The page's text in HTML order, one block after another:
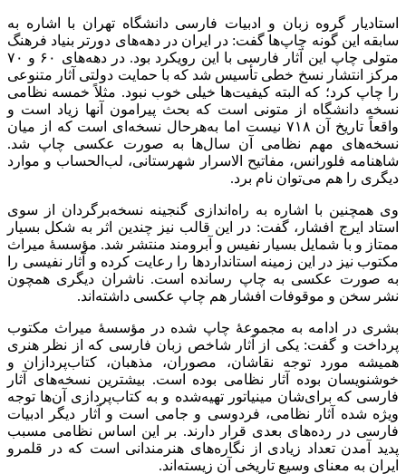
استادیار گروه زبان و ادبیات فارسی دانشگاه تهران با اشاره به
سابقه این گونه چاپ‌ها گفت: در ایران در دهه‌های دورتر بنیاد فرهنگ
متولی چاپ این آثار فارسی با این رویکرد بود. در دهه‌های ۶۰ و ۷۰
مرکز انتشار نسخ خطی تأسیس شد که با حمایت دولتی آثار متنوعی
را چاپ کرد؛ که البته کیفیت‌ها خیلی خوب نبود. مثلاً خمسه نظامی
نسخه دانشگاه از متونی است که بحث پیرامون آنها زیاد است و
واقعاً تاریخ آن ۷۱۸ نیست اما به‌هرحال نسخه‌ای است که از میان
نسخه‌های مهم نظامی آن سال‌ها به صورت عکسی چاپ شد.
شاهنامه فلورانس، مفاتیح الاسرار شهرستانی، لب‌الحساب و موارد
دیگری را هم می‌توان نام برد.
وی همچنین با اشاره به راه‌اندازی گنجینه نسخه‌برگردان از سوی
استاد ایرج افشار، گفت: در این قالب نیز چندین اثر به شکل بسیار
ممتاز و با شمایل بسیار نفیس و آبرومند منتشر شد. مؤسسۀ میراث
مکتوب نیز در این زمینه استانداردها را رعایت کرده و آثار نفیسی را
به صورت عکسی به چاپ رسانده است. ناشران دیگری همچون
نشر سخن و موقوفات افشار هم چاپ عکسی داشته‌اند.
بشری در ادامه به مجموعۀ چاپ شده در مؤسسۀ میراث مکتوب
پرداخت و گفت: یکی از آثار شاخص زبان فارسی که از نظر هنری
همیشه مورد توجه نقاشان، مصوران، مذهبان، کتاب‌پردازان و
خوشنویسان بوده آثار نظامی بوده است. بیشترین نسخه‌های آثار
فارسی که برای‌شان مینیاتور تهیه‌شده و به کتاب‌پردازی آن‌ها توجه
ویژه شده آثار نظامی، فردوسی و جامی است و آثار دیگر ادبیات
فارسی در رده‌های بعدی قرار دارند. بر این اساس نظامی مسبب
پدید آمدن تعداد زیادی از نگاره‌های هنرمندانی است که در قلمرو
ایران به معنای وسیع تاریخی آن زیسته‌اند.